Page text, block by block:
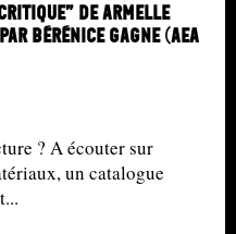
de Armelle
Bérénice Gagne (AEA
sur